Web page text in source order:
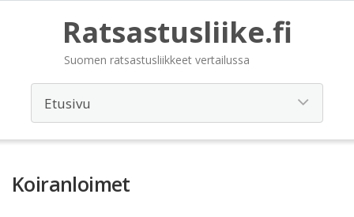
Ratsastusliike.fi
Suomen ratsastusliikkeet vertailussa
Koiranloimet